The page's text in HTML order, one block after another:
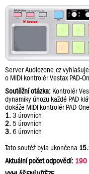
Server Audiozone.cz
o MIDI kontrolér Vestax PAD-
Soutěžní otázka: Kontrolér
dynamiky úhozu každé PAD
dokáže MIDI kontrolér PAD-
1. 3 úrovních
2. 5 úrovních
3. 6 úrovních
Tato soutěž byla ukončena
Aktuální počet odpovědí: 190